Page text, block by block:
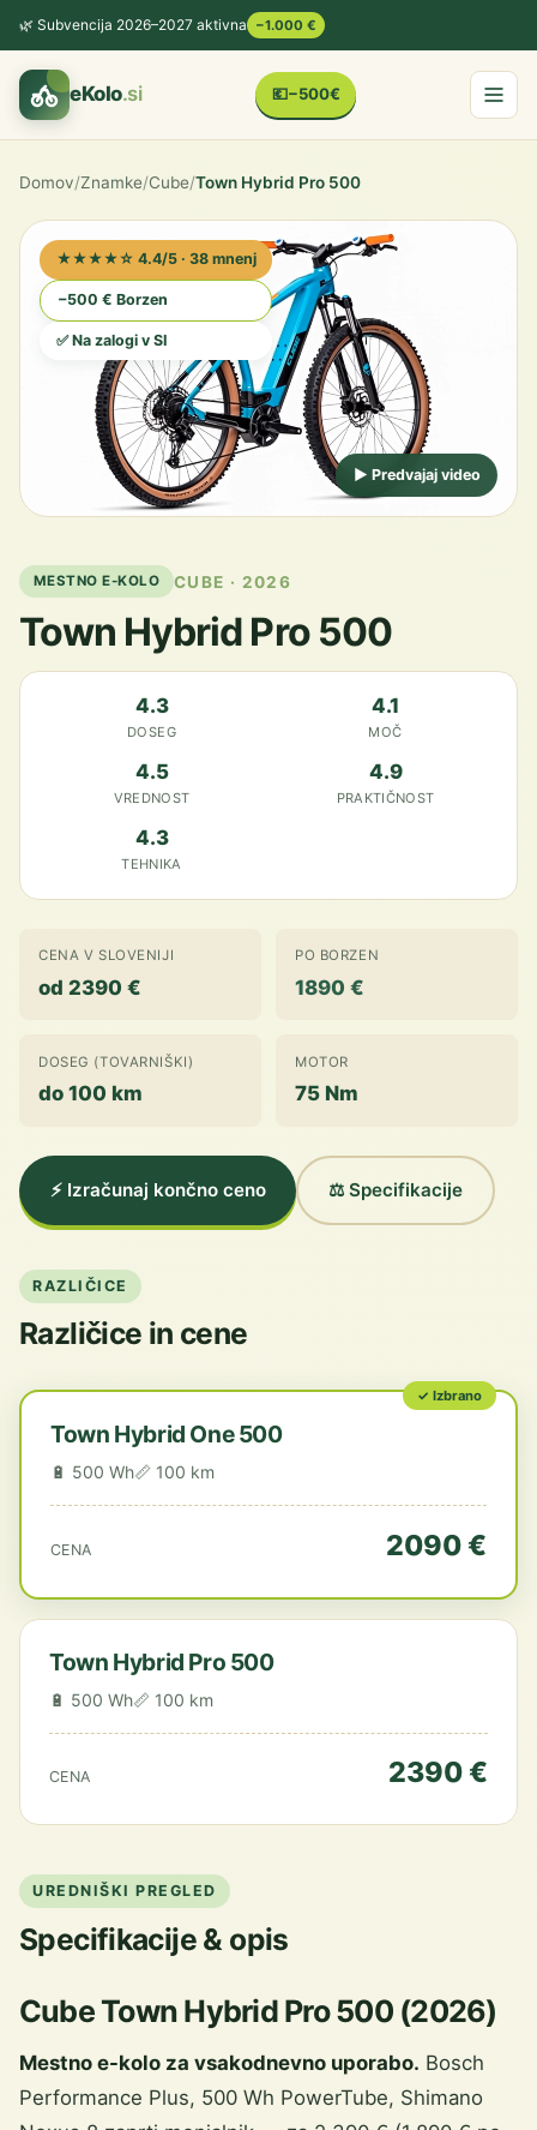
🌿 Subvencija 2026–2027 aktivna −1.000 €
eKolo.si 💶−500€
Domov/Znamke/Cube/Town Hybrid Pro 500
★★★★☆ 4.4/5 · 38 mnenj
−500 € Borzen
✅ Na zalogi v SI
▶ Predvajaj video
MESTNO E-KOLO CUBE · 2026
Town Hybrid Pro 500
4.3
DOSEG
4.1
MOČ
4.5
VREDNOST
4.9
PRAKTIČNOST
4.3
TEHNIKA
CENA V SLOVENIJI
od 2390 €
PO BORZEN
1890 €
DOSEG (TOVARNIŠKI)
do 100 km
MOTOR
75 Nm
⚡ Izračunaj končno ceno ⚖️ Specifikacije
RAZLIČICE
Različice in cene
✓ Izbrano
Town Hybrid One 500
🔋 500 Wh📏 100 km
CENA 2090 €
Town Hybrid Pro 500
🔋 500 Wh📏 100 km
CENA 2390 €
UREDNIŠKI PREGLED
Specifikacije & opis
Cube Town Hybrid Pro 500 (2026)
Mestno e-kolo za vsakodnevno uporabo. Bosch
Performance Plus, 500 Wh PowerTube, Shimano